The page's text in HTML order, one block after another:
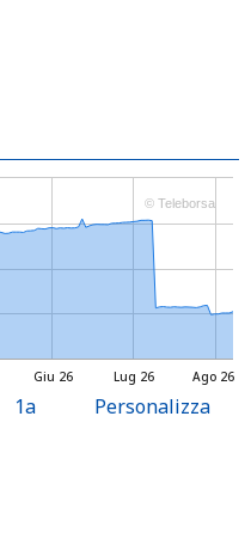
Lug 26
Giu 26 Ago 26
© Teleborsa
1a Personalizza